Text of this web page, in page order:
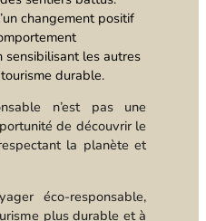
changement positif
sensibilisant les autres
durable.
n’est pas une
de découvrir le
la planète et
éco-responsable,
plus durable et à